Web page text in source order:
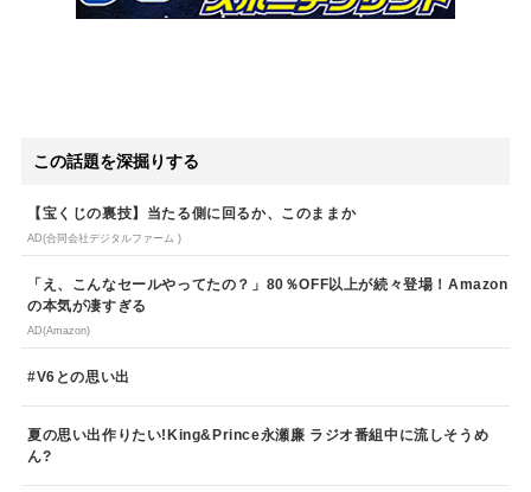
この話題を深掘りする
【宝くじの裏技】当たる側に回るか、このままか
AD(合同会社デジタルファーム )
「え、こんなセールやってたの？」80％OFF以上が続々登場！Amazon
の本気が凄すぎる
AD(Amazon)
#V6との思い出
夏の思い出作りたい!King&Prince永瀬廉 ラジオ番組中に流しそうめ
ん?